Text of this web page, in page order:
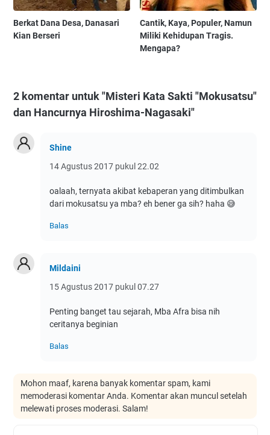
Berkat Dana Desa, Danasari
Kian Berseri
Cantik, Kaya, Populer, Namun
Miliki Kehidupan Tragis.
Mengapa?
2 komentar untuk "Misteri Kata Sakti "Mokusatsu"
dan Hancurnya Hiroshima-Nagasaki"
Shine
14 Agustus 2017 pukul 22.02
oalaah, ternyata akibat kebaperan yang ditimbulkan
dari mokusatsu ya mba? eh bener ga sih? haha 😅
Balas
Mildaini
15 Agustus 2017 pukul 07.27
Penting banget tau sejarah, Mba Afra bisa nih
ceritanya beginian
Balas
Mohon maaf, karena banyak komentar spam, kami
memoderasi komentar Anda. Komentar akan muncul setelah
melewati proses moderasi. Salam!